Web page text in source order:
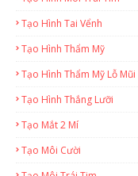
Tạo Hình Tai Vểnh
Tạo Hình Thẩm Mỹ
Tạo Hình Thẩm Mỹ Lỗ Mũi
Tạo Hình Thắng Lưỡi
Tạo Mắt 2 Mí
Tạo Môi Cười